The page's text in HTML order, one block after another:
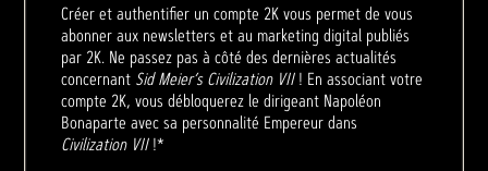
Créer et authentifier un compte 2K vous permet de vous
abonner aux newsletters et au marketing digital publiés
par 2K. Ne passez pas à côté des dernières actualités
concernant Sid Meier’s Civilization VII! En associant votre
compte 2K, vous débloquerez le dirigeant Napoléon
Bonaparte avec sa personnalité Empereur dans
Civilization VII!*